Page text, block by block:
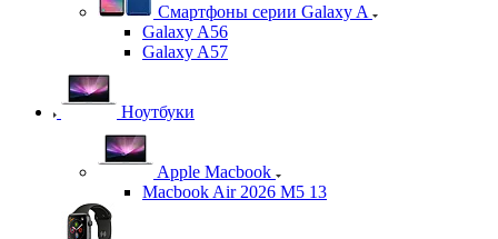
Смартфоны серии Galaxy A
Galaxy A56
Galaxy A57
Ноутбуки
Apple Macbook
Macbook Air 2026 M5 13